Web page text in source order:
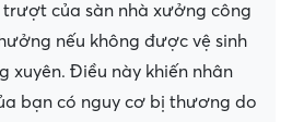
của sàn nhà xưởng công
nếu không được vệ sinh
Điều này khiến nhân
bạn có nguy cơ bị thương do